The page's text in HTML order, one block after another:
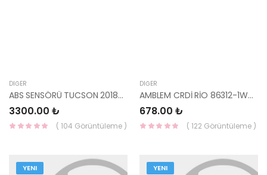
DIĞER
ABS SENSÖRÜ TUCSON 2018-58940-N9000-HMC
3300.00 ₺
( 104 Görüntüleme )
DIĞER
AMBLEM CRDİ RİO 86312-1W000-HMC
678.00 ₺
( 122 Görüntüleme )
YENI YENI